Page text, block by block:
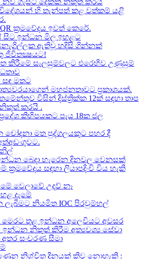
නව ගැසට් දෙකක් නිකුත් කරයි
හි තැන්පත් කළ​ වත්කම් යළි
ක්‍රමවේදය ඉවත් කෙරේ.
සිට ඉන්ධන මිල ඉහළට
ඇතිවූ හදිසි ගින්නක්
ජීවිතක්‍ෂයට​!
කිරීමේ සැලසුම්වලට එරෙහිව උණුසුම්
සඳ මතට​
මහජනතාවට ප්‍රකාශයක්.
විසින් දිස්ත්‍රික්ක 12ක් සඳහා තාප
කරයි .
කිහිපයකට පැය 18ක ජල
චෝදනා මත පුද්ගලයකුට පහර දී
බෙදා හැරෙන දිනවල වෙනසක්
ක්‍රමවේදය සඳහා ලියාපදිංචි විය හැකි
වෙලාවේ උදව් නෑ
දැමේ
ලැබීමට නියමිත IOC පිරවුම්හල්
මෙරට තුළ ඉන්ධන අලෙවියට අවසර
ඉන්ධන නිකුත් කිරීම අත්‍යවශ්‍ය සේවා
සංචරණ සීමා
නිශ්චිත දිනයක් කිව නොහැකි :